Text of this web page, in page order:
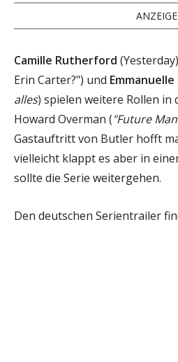
ANZEIGE
Camille Rutherford
Erin Carter?") und
alles) spielen weitere Rollen in
Howard Overman ("Future
Gastauftritt von Butler hofft
vielleicht klappt es aber in
sollte die Serie weitergehen.
Den deutschen Serientrailer